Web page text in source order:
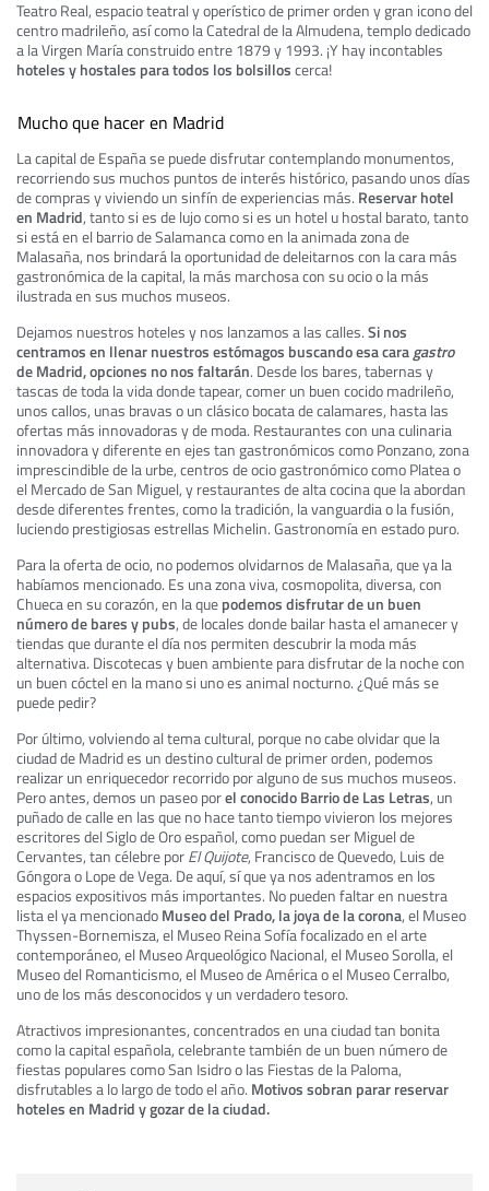
Teatro Real, espacio teatral y operístico de primer orden y gran icono del
centro madrileño, así como la Catedral de la Almudena, templo dedicado
a la Virgen María construido entre 1879 y 1993. ¡Y hay incontables
hoteles y hostales para todos los bolsillos cerca!
Mucho que hacer en Madrid
La capital de España se puede disfrutar contemplando monumentos,
recorriendo sus muchos puntos de interés histórico, pasando unos días
de compras y viviendo un sinfín de experiencias más. Reservar hotel
en Madrid, tanto si es de lujo como si es un hotel u hostal barato, tanto
si está en el barrio de Salamanca como en la animada zona de
Malasaña, nos brindará la oportunidad de deleitarnos con la cara más
gastronómica de la capital, la más marchosa con su ocio o la más
ilustrada en sus muchos museos.
Dejamos nuestros hoteles y nos lanzamos a las calles. Si nos
centramos en llenar nuestros estómagos buscando esa cara gastro
de Madrid, opciones no nos faltarán. Desde los bares, tabernas y
tascas de toda la vida donde tapear, comer un buen cocido madrileño,
unos callos, unas bravas o un clásico bocata de calamares, hasta las
ofertas más innovadoras y de moda. Restaurantes con una culinaria
innovadora y diferente en ejes tan gastronómicos como Ponzano, zona
imprescindible de la urbe, centros de ocio gastronómico como Platea o
el Mercado de San Miguel, y restaurantes de alta cocina que la abordan
desde diferentes frentes, como la tradición, la vanguardia o la fusión,
luciendo prestigiosas estrellas Michelin. Gastronomía en estado puro.
Para la oferta de ocio, no podemos olvidarnos de Malasaña, que ya la
habíamos mencionado. Es una zona viva, cosmopolita, diversa, con
Chueca en su corazón, en la que podemos disfrutar de un buen
número de bares y pubs, de locales donde bailar hasta el amanecer y
tiendas que durante el día nos permiten descubrir la moda más
alternativa. Discotecas y buen ambiente para disfrutar de la noche con
un buen cóctel en la mano si uno es animal nocturno. ¿Qué más se
puede pedir?
Por último, volviendo al tema cultural, porque no cabe olvidar que la
ciudad de Madrid es un destino cultural de primer orden, podemos
realizar un enriquecedor recorrido por alguno de sus muchos museos.
Pero antes, demos un paseo porel conocido Barrio de Las Letras, un
puñado de calle en las que no hace tanto tiempo vivieron los mejores
escritores del Siglo de Oro español, como puedan ser Miguel de
Cervantes, tan célebre por El Quijote, Francisco de Quevedo, Luis de
Góngora o Lope de Vega. De aquí, sí que ya nos adentramos en los
espacios expositivos más importantes. No pueden faltar en nuestra
lista el ya mencionado Museo del Prado, la joya de la corona, el Museo
Thyssen-Bornemisza, el Museo Reina Sofía focalizado en el arte
contemporáneo, el Museo Arqueológico Nacional, el Museo Sorolla, el
Museo del Romanticismo, el Museo de América o el Museo Cerralbo,
uno de los más desconocidos y un verdadero tesoro.
Atractivos impresionantes, concentrados en una ciudad tan bonita
como la capital española, celebrante también de un buen número de
fiestas populares como San Isidro o las Fiestas de la Paloma,
disfrutables a lo largo de todo el año. Motivos sobran parar reservar
hoteles en Madrid y gozar de la ciudad.